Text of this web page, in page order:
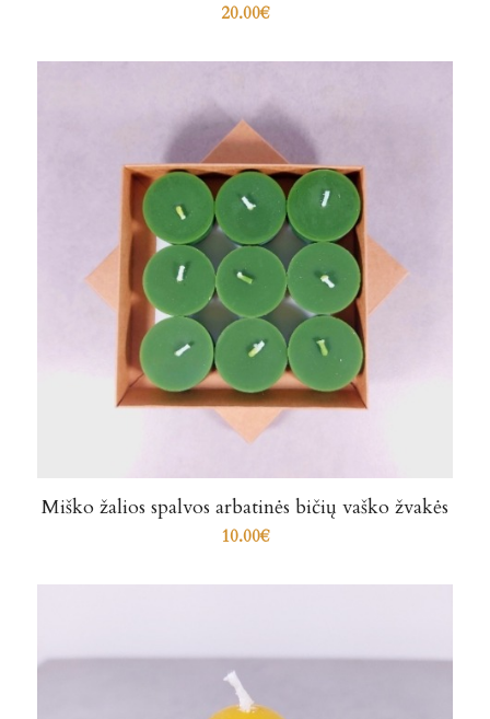
20.00€
Miško žalios spalvos arbatinės bičių vaško žvakės
10.00€